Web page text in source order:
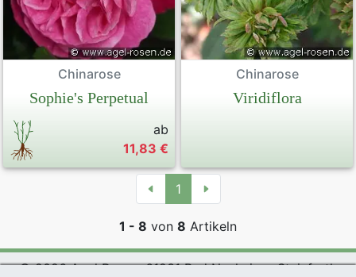
Chinarose
Sophie's Perpetual
ab
11,83 €
Chinarose
Viridiflora
1
1 - 8 von 8 Artikeln
© 2026 Agel Rosen, 61231 Bad Nauheim - Steinfurth